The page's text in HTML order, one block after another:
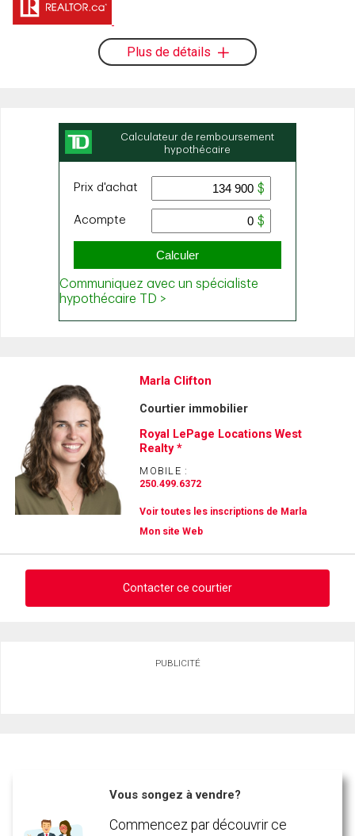
Plus de détails
Marla Clifton
Courtier immobilier
Royal LePage Locations West
Realty *
MOBILE :
250.499.6372
Voir toutes les inscriptions de Marla
Mon site Web
Contacter ce courtier
PUBLICITÉ
Vous songez à vendre?
Commencez par découvrir ce